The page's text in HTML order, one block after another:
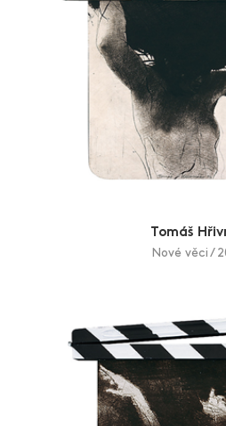
myšlenkách, pozitivním
tak nachází nadčasovou
Zdroj: www.fineart.cz
Tomáš
Nové věci /